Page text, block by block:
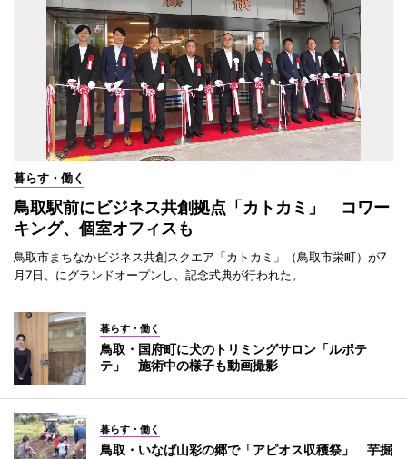
暮らす・働く
鳥取駅前にビジネス共創拠点「カトカミ」 コワー
キング、個室オフィスも
鳥取市まちなかビジネス共創スクエア「カトカミ」（鳥取市栄町）が7
月7日、にグランドオープンし、記念式典が行われた。
暮らす・働く
鳥取・国府町に犬のトリミングサロン「ルポテ
テ」 施術中の様子も動画撮影
暮らす・働く
鳥取・いなば山彩の郷で「アピオス収穫祭」 芋掘